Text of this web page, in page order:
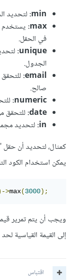
min:لتحديد
max: يستخدم
في الحقل.
unique:
الجدول.
email:للتحقق
صالح.
numeric:
date:للتحقق
in: لتحديد
يمكن استخدام الكود
)->max(3000);
إلى القيمة القياسية لحد
اقتباس